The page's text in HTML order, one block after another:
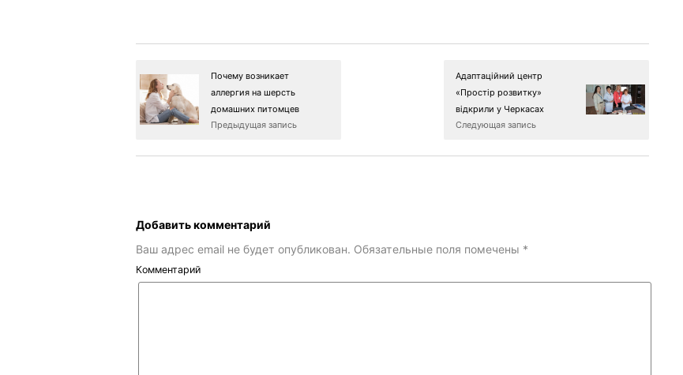
Почему возникает
аллергия на шерсть
домашних питомцев
Предыдущая запись
Адаптаційний центр
«Простір розвитку»
відкрили у Черкасах
Следующая запись
Добавить комментарий
Ваш адрес email не будет опубликован. Обязательные поля помечены *
Комментарий